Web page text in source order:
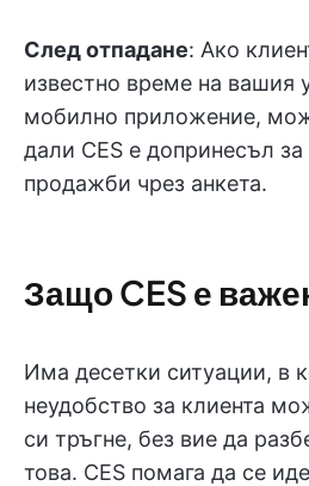
След отпадане: Ако
известно време на вашия
мобилно приложение,
дали CES е допринесъл за
продажби чрез анкета.
Защо CES е
Има десетки ситуации, в
неудобство за клиента
си тръгне, без вие да
това. CES помага да се